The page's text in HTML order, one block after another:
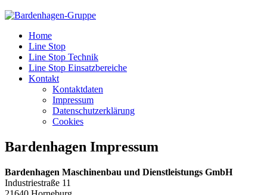
Home
Line Stop
Line Stop Technik
Line Stop Einsatzbereiche
Kontakt
Kontaktdaten
Impressum
Datenschutzerklärung
Cookies
Bardenhagen Impressum
Bardenhagen Maschinenbau und Dienstleistungs GmbH
Industriestraße 11